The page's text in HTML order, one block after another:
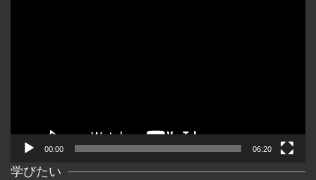
00:00 06:20
学びたい